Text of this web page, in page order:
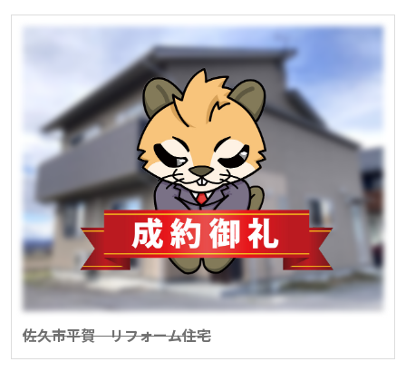
佐久市平賀 リフォーム住宅